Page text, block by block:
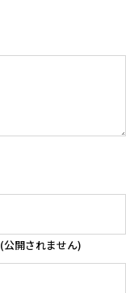
(公開されません)